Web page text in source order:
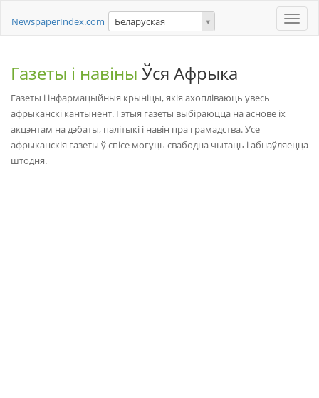
Toggle
NewspaperIndex.com Беларуская
Газеты і навіны Ўся Афрыка
Газеты і інфармацыйныя крыніцы, якія ахопліваюць увесь
афрыканскі кантынент. Гэтыя газеты выбіраюцца на аснове іх
акцэнтам на дэбаты, палітыкі і навін пра грамадства. Усе
афрыканскія газеты ў спісе могуць свабодна чытаць і абнаўляецца
штодня.